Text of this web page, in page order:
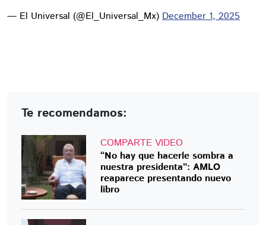
— El Universal (@El_Universal_Mx) December 1, 2025
Te recomendamos:
COMPARTE VIDEO
“No hay que hacerle sombra a
nuestra presidenta”: AMLO
reaparece presentando nuevo
libro